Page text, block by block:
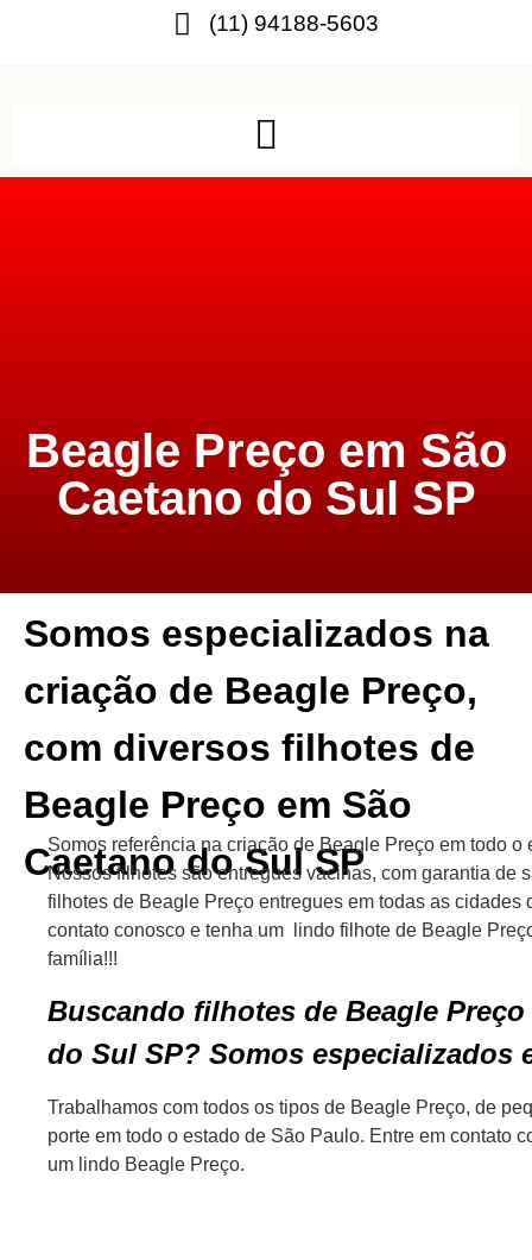
(11) 94188-5603
Beagle Preço em São
Caetano do Sul SP
Somos especializados na
criação de Beagle Preço,
com diversos filhotes de
Beagle Preço em São
Caetano do Sul SP
Somos referência na criação de Beagle Preço em todo o
Nossos filhotes são entregues vacinas, com garantia de
filhotes de Beagle Preço entregues em todas as cidades
contato conosco e tenha um lindo filhote de Beagle
família!!!
Buscando filhotes de Beagle Preço
do Sul SP? Somos especializados
Trabalhamos com todos os tipos de Beagle Preço, de
porte em todo o estado de São Paulo. Entre em contato
um lindo Beagle Preço.